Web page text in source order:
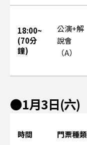
18:00~
(70分
鐘)
公演+解
說會
（A）
●1月3日(六)
時間 門票種類